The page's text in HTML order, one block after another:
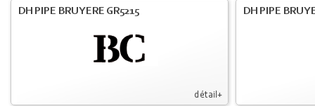
détail+
DH PIPE BRUYERE GR5215 DH PIPE